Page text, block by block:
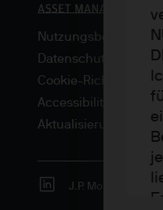
Datenschutzrichtlinie
Cookie-Richtlinien
Accessibility
Aktualisierungen
J.P. Morgan